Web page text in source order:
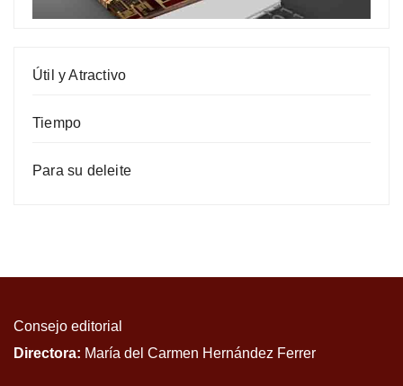
Útil y Atractivo
Tiempo
Para su deleite
Consejo editorial
Directora: María del Carmen Hernández Ferrer